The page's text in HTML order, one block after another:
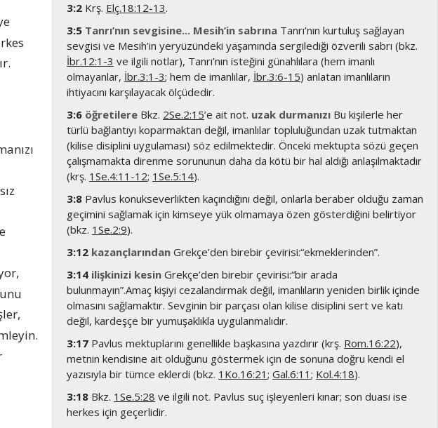
3:2 Krş. Elç.18:12-13.
3:5 Tanrı’nın sevgisine... Mesih’in sabrına Tanrı’nın kurtuluş sağlayan
sevgisi ve Mesih’in yeryüzündeki yaşamında sergilediği özverili sabrı (bkz.
İbr.12:1-3 ve ilgili notlar), Tanrı’nın isteğini günahlılara (hem imanlı
olmayanlar, İbr.3:1-3; hem de imanlılar, İbr.3:6-15) anlatan imanlıların
ihtiyacını karşılayacak ölçüdedir.
3:6 öğretilere Bkz. 2Se.2:15’e ait not. uzak durmanızı Bu kişilerle her
türlü bağlantıyı koparmaktan değil, imanlılar topluluğundan uzak tutmaktan
(kilise disiplini uygulaması) söz edilmektedir. Önceki mektupta sözü geçen
çalışmamakta direnme sorununun daha da kötü bir hal aldığı anlaşılmaktadır
(krş. 1Se.4:11-12; 1Se.5:14).
3:8 Pavlus konukseverlikten kaçındığını değil, onlarla beraber olduğu zaman
geçimini sağlamak için kimseye yük olmamaya özen gösterdiğini belirtiyor
(bkz. 1Se.2:9).
3:12 kazançlarından Grekçe’den birebir çevirisi:“ekmeklerinden”.
3:14 ilişkinizi kesin Grekçe’den birebir çevirisi:“bir arada
bulunmayın”.Amaç kişiyi cezalandırmak değil, imanlıların yeniden birlik içinde
olmasını sağlamaktır. Sevginin bir parçası olan kilise disiplini sert ve katı
değil, kardeşçe bir yumuşaklıkla uygulanmalıdır.
3:17 Pavlus mektuplarını genellikle başkasına yazdırır (krş. Rom.16:22),
metnin kendisine ait olduğunu göstermek için de sonuna doğru kendi el
yazısıyla bir tümce eklerdi (bkz. 1Ko.16:21 ; Gal.6:11 ; Kol.4:18).
3:18 Bkz. 1Se.5:28 ve ilgili not. Pavlus suç işleyenleri kınar; son duası ise
herkes için geçerlidir.